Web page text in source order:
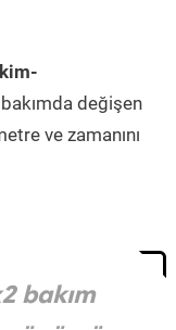
değişen
ve zamanını
bakım